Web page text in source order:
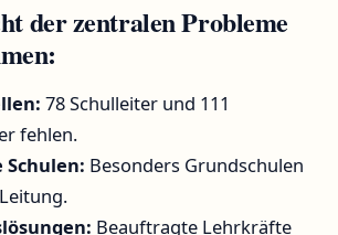
der zentralen Probleme
78 Schulleiter und 111
fehlen.
Besonders Grundschulen
Beauftragte Lehrkräfte